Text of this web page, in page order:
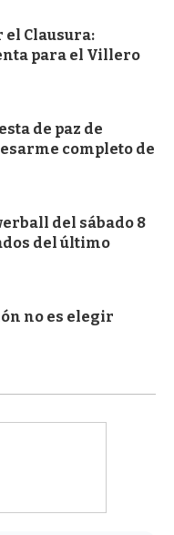
el Clausura:
para el Villero
de paz de
completo de
del sábado 8
del último
no es elegir